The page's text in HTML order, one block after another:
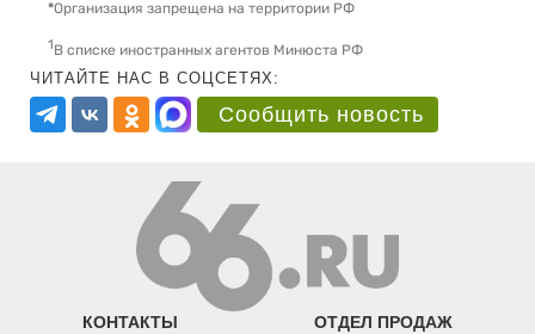
*Организация запрещена на территории РФ
1В списке иностранных агентов Минюста РФ
ЧИТАЙТЕ НАС В СОЦСЕТЯХ:
Сообщить новость
КОНТАКТЫ ОТДЕЛ ПРОДАЖ